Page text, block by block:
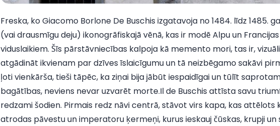
Freska, ko Giacomo Borlone De Buschis izgatavoja no 1484. līdz 1485.
(vai drausmīgu deju) ikonogrāfiskajā vēnā, kas ir modē Alpu un
viduslaikiem. Šīs pārstāvniecības kalpoja kā memento mori, tas ir,
atgādināt ikvienam par dzīves īslaicīgumu un tā neizbēgamo sakāvi
ļoti vienkārša, tieši tāpēc, ka ziņai bija jābūt iespaidīgai un tūlīt
bagātības, neviens nevar uzvarēt morte.Il de Buschis attīsta savu
redzami šodien. Pirmais redz nāvi centrā, stāvot virs kapa, kas attēlots
atrodas pāvestu un imperatoru ķermeņi, kurus ieskauj čūskas, krupji